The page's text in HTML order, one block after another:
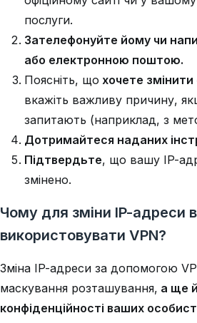
послуги.
Зателефонуйте йомучи
або електронною поштою.
Поясніть, що хочете
вкажіть важливу причину,
запитають (наприклад, з
Дотримайтеся наданих
Підтвердьте, що вашу IP-
змінено.
Чому для зміни IP-адреси
використовувати VPN?
Зміна IP-адреси за допомогою
маскування розташування, а ще
конфіденційності ваших